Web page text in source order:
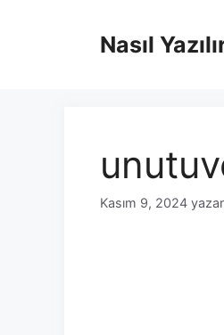
Nasıl
Kasım 9, 2024 yazar